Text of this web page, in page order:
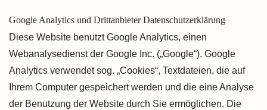
Google Analytics und Drittanbieter Datenschutzerklärung
Diese Website benutzt Google Analytics, einen
Webanalysedienst der Google Inc. („Google“). Google
Analytics verwendet sog. „Cookies“, Textdateien, die auf
Ihrem Computer gespeichert werden und die eine Analyse
der Benutzung der Website durch Sie ermöglichen. Die